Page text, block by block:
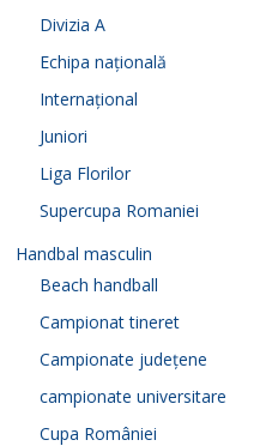
Divizia A
Echipa națională
Internațional
Juniori
Liga Florilor
Supercupa Romaniei
Handbal masculin
Beach handball
Campionat tineret
Campionate județene
campionate universitare
Cupa României